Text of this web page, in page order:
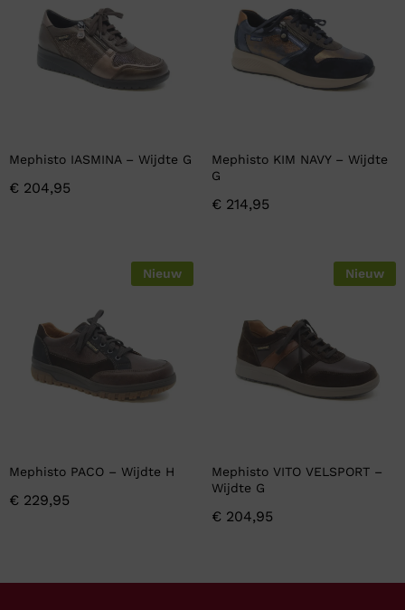
Mephisto IASMINA – Wijdte G
€ 204,95
Mephisto KIM NAVY – Wijdte
G
€ 214,95
Nieuw
Mephisto PACO – Wijdte H
€ 229,95
Nieuw
Mephisto VITO VELSPORT –
Wijdte G
€ 204,95